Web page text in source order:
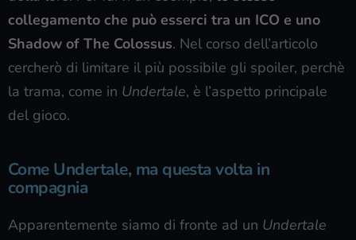
collegamento che può esserci tra un ICO e uno
Shadow of The Colossus. Nel corso dell’articolo
cercherò di limitare il più possibile gli spoiler, perchè
la trama, come in Undertale, è l’aspetto principale
del gioco.
Come Undertale, ma questa volta in
compagnia
Apparentemente siamo di fronte ad un Undertale